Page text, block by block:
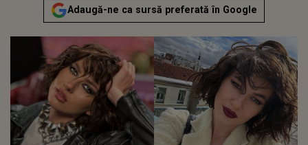
Adaugă-ne ca sursă preferată în Google